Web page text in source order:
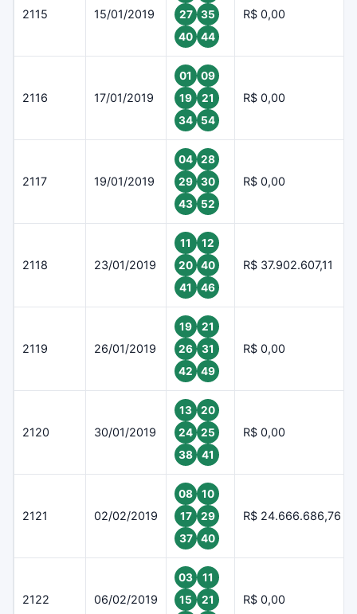
2115 15/01/2019
27
35
40
44
R$ 0,00
2116 17/01/2019
01
09
19
21
34
54
R$ 0,00
2117 19/01/2019
04
28
29
30
43
52
R$ 0,00
2118 23/01/2019
11
12
20
40
41
46
R$ 37.902.607,11
2119 26/01/2019
19
21
26
31
42
49
R$ 0,00
2120 30/01/2019
13
20
24
25
38
41
R$ 0,00
2121 02/02/2019
08
10
17
29
37
40
R$ 24.666.686,76
2122 06/02/2019
03
11
15
21
R$ 0,00